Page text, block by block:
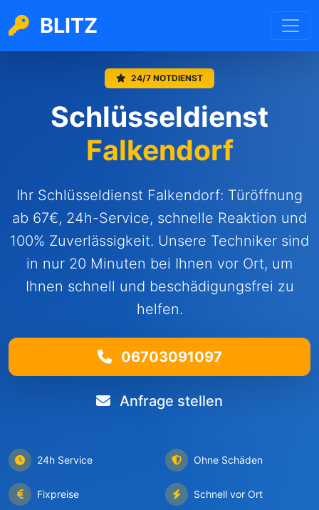
BLITZ
24/7 NOTDIENST
Schlüsseldienst
Falkendorf
Ihr Schlüsseldienst Falkendorf: Türöffnung
ab 67€, 24h-Service, schnelle Reaktion und
100% Zuverlässigkeit. Unsere Techniker sind
in nur 20 Minuten bei Ihnen vor Ort, um
Ihnen schnell und beschädigungsfrei zu
helfen.
06703091097
Anfrage stellen
24h Service Ohne Schäden
Fixpreise Schnell vor Ort